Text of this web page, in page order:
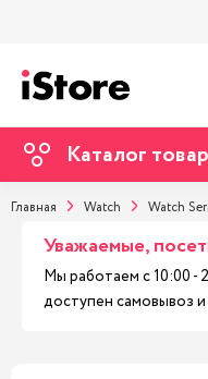
Каталог
Главная Watch Watch
Уважаемые,
Мы работаем с 10:00 -
доступен самовывоз